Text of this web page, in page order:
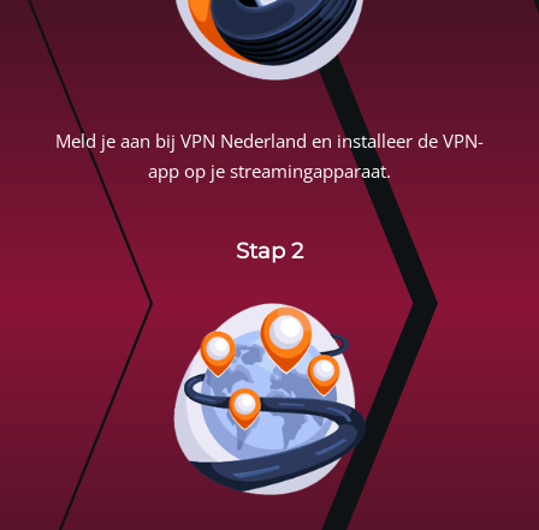
Meld je aan bij VPN Nederland en installeer de VPN-
app op je streamingapparaat.
Stap 2